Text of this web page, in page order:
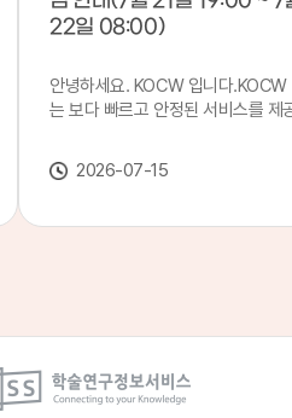
22일 08:00)
안녕하세요. KOCW 입니다.KOCW
는 보다 빠르고 안정된 서비스를 제
합니다.※ 서비스 점검 작업 일시 : 7
일(화) 19:00 ~ 7월 22일(수) 08:00
서비스가일시 중지될 수 있으니, 이
2026-07-15